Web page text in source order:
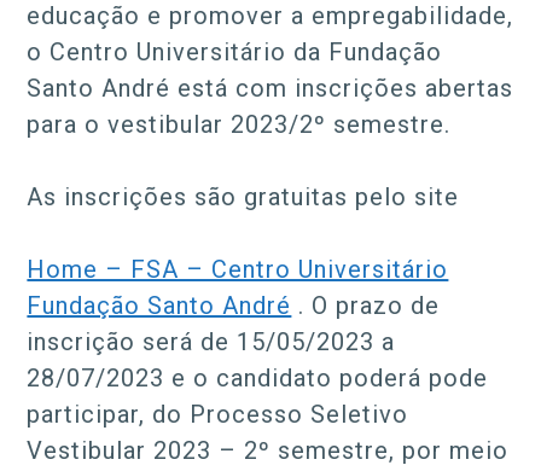
educação e promover a empregabilidade,
o Centro Universitário da Fundação
Santo André está com inscrições abertas
para o vestibular 2023/2º semestre.
As inscrições são gratuitas pelo site
Home – FSA – Centro Universitário
Fundação Santo André . O prazo de
inscrição será de 15/05/2023 a
28/07/2023 e o candidato poderá pode
participar, do Processo Seletivo
Vestibular 2023 – 2º semestre, por meio